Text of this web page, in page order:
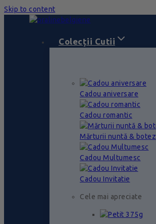
Skip to content
Colecții Cutii
Cadou aniversare
Cadou romantic
Mărturii nuntă & botez
Cadou Multumesc
Cadou Invitatie
Cele mai apreciate